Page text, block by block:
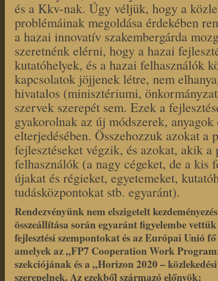
és a Kkv-nak. Úgy véljük, hogy a
problémáinak megoldása érdekében
a hazai innovatív szakembergárda
szeretnénk elérni, hogy a hazai
kutatóhelyek, és a hazai felhasználók
kapcsolatok jöjjenek létre, nem
hivatalos (minisztériumi,
szervek szerepét sem. Ezek a
gyakorolnak az új módszerek,
elterjedésében. Összehozzuk azokat a
fejlesztéseket végzik, és azokat, akik a
felhasználók (a nagy cégeket, de a kis
újakat és régieket, egyetemeket,
tudásközpontokat stb. egyaránt).
Rendezvényünk nem elszigetelt
összeállítása során egyaránt figyelembe
fejlesztési szempontokat és az Európai Unió
amelyek az „FP7 Cooperation Work
szekciójának és a „Horizon 2020 –
szerepelnek. Az ezekből származó előnyök: